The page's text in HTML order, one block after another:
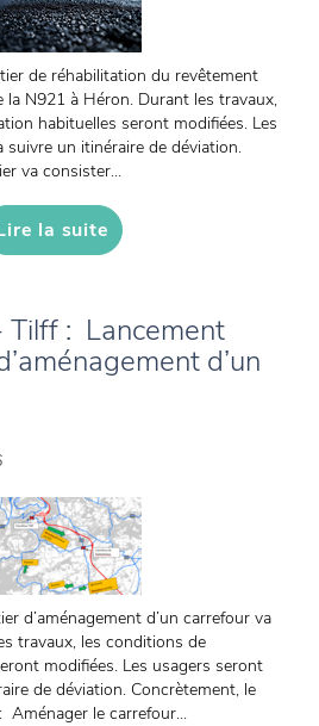
de réhabilitation du revêtement
la N921 à Héron. Durant les travaux,
habituelles seront modifiées. Les
suivre un itinéraire de déviation.
va consister...
la suite
: Lancement
d’un
d’aménagement d’un carrefour va
travaux, les conditions de
modifiées. Les usagers seront
de déviation. Concrètement, le
le carrefour...